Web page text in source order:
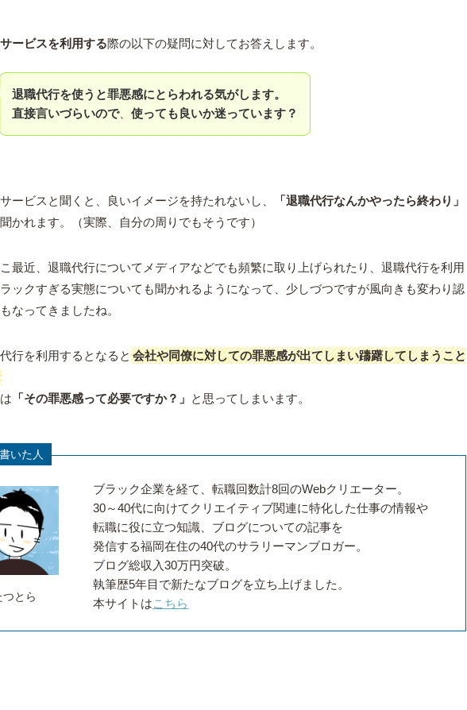
ービスを利用する際の以下の疑問に対してお答えします。
退職代行を使うと罪悪感にとらわれる気がします。
直接言いづらいので、 使っても良いか迷っています？
ービスと聞くと、良いイメージを持たれないし、
「退職代行なんかやったら終わり」
かれます。（実際、自分の周りでもそうです）
最近、退職代行についてメディアなどでも頻繁に取り上げられたり、退職代行を利用
ックすぎる実態についても聞かれるようになって、少しづつですが風向きも変わり認
なってきましたね。
行を利用するとなると 会社や同僚に対しての罪悪感が出てしまい躊躇してしまうこと
「その罪悪感って必要ですか？」 と思ってしまいます。
いた人
つとら
ブラック企業を経て、転職回数計8回のWebクリエーター。
30～40代に向けてクリエイティブ関連に特化した仕事の情報や
転職に役に立つ知識、ブログについての記事を
発信する福岡在住の40代のサラリーマンブロガー。
ブログ総収入30万円突破。
執筆歴5年目で新たなブログを立ち上げました。
本サイトはこちら